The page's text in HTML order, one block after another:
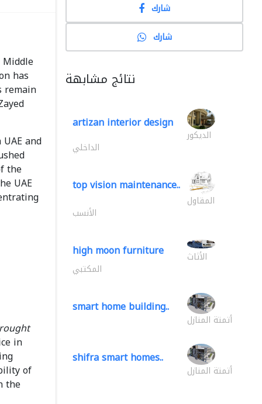
has
remain
and
the
UAE
in
of
the
شارك
شارك
نتائج مشابهة
artizan interior design
الديكور
الداخلي
top vision maintenance..
المقاول
الأنسب
high moon furniture الأثاث
المكتبي
smart home building..
أتمتة المنازل
shifra smart homes..
أتمتة المنازل